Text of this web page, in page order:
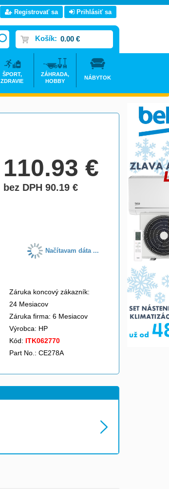
110.93€
bez DPH 90.19€
Načítavam dáta ...
Záruka koncový zákazník:
24 Mesiacov
Záruka firma: 6 Mesiacov
Výrobca: HP
Kód: ITK062770
Part No.: CE278A
Registrovať sa Prihlásiť sa
Košík: 0.00 €
ŠPORT,
ZDRAVIE
ZÁHRADA,
HOBBY
NÁBYTOK